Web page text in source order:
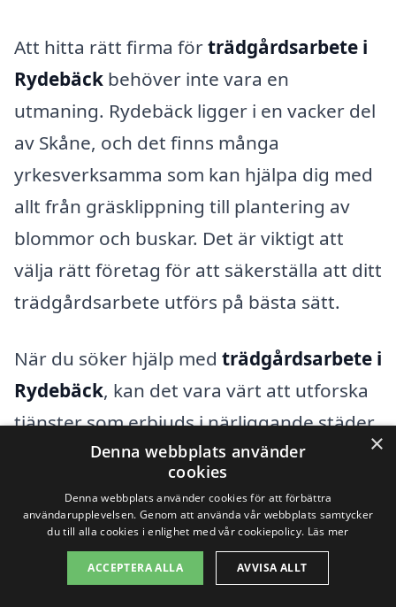
Att hitta rätt firma förträdgårdsarbete i
Rydebäck behöver inte vara en
utmaning. Rydebäck ligger i en vacker del
av Skåne, och det finns många
yrkesverksamma som kan hjälpa dig med
allt från gräsklippning till plantering av
blommor och buskar. Det är viktigt att
välja rätt företag för att säkerställa att ditt
trädgårdsarbete utförs på bästa sätt.
När du söker hjälp med trädgårdsarbete i
Rydebäck, kan det vara värt att utforska
tjänster som erbjuds i närliggande städer.
Här är några av de städer där du också
kan hitta duktiga trädgårdsmästare:
Helsingborg
Hälsingborg
×
Denna webbplats använder
cookies
Denna webbplats använder cookies för att förbättra
användarupplevelsen. Genom att använda vår webbplats samtycker
du till alla cookies i enlighet med vår cookiepolicy. Läs mer
ACCEPTERA ALLA AVVISA ALLT